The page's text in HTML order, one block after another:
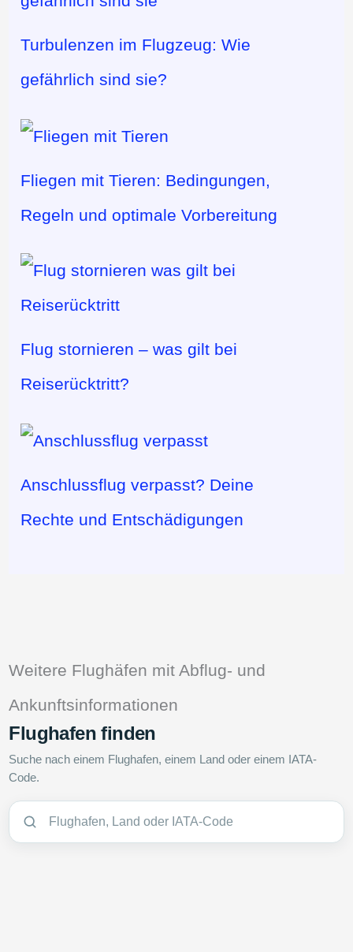
Turbulenzen im Flugzeug: Wie
gefährlich sind sie?
Fliegen mit Tieren: Bedingungen,
Regeln und optimale Vorbereitung
Flug stornieren – was gilt bei
Reiserücktritt?
Anschlussflug verpasst? Deine
Rechte und Entschädigungen
Weitere Flughäfen mit Abflug- und
Ankunftsinformationen
Flughafen finden
Suche nach einem Flughafen, einem Land oder einem IATA-
Code.